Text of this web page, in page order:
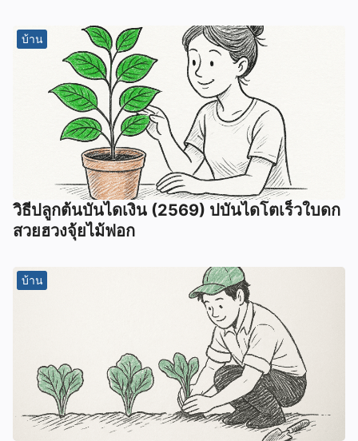
บ้าน
วิธีปลูกต้นบันไดเงิน (2569) ปบันไดโตเร็วใบดก
สวยฮวงจุ้ยไม้ฟอก
บ้าน